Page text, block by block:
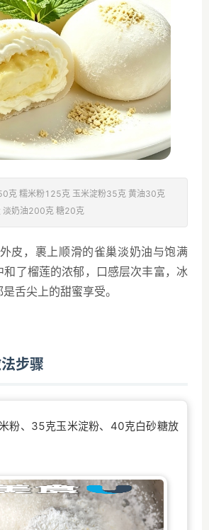
克 糯米粉125克 玉米淀粉35克 黄油30克
淡奶油200克 糖20克
皮，裹上顺滑的雀巢淡奶油与饱满
和了榴莲的浓郁，口感层次丰富，冰
舌尖上的甜蜜享受。
步骤
粉、35克玉米淀粉、40克白砂糖放